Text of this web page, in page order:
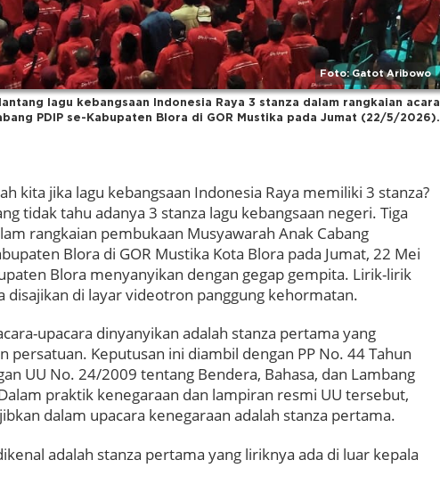
Foto: Gatot Aribowo
lagu kebangsaan Indonesia Raya 3 stanza dalam rangkaian acara
PDIP se-Kabupaten Blora di GOR Mustika pada Jumat (22/5/2026).
kita jika lagu kebangsaan Indonesia Raya memiliki 3 stanza?
tidak tahu adanya 3 stanza lagu kebangsaan negeri. Tiga
rangkaian pembukaan Musyawarah Anak Cabang
Blora di GOR Mustika Kota Blora pada Jumat, 22 Mei
Blora menyanyikan dengan gegap gempita. Lirik-lirik
disajikan di layar videotron panggung kehormatan.
upacara dinyanyikan adalah stanza pertama yang
persatuan. Keputusan ini diambil dengan PP No. 44 Tahun
UU No. 24/2009 tentang Bendera, Bahasa, dan Lambang
praktik kenegaraan dan lampiran resmi UU tersebut,
dalam upacara kenegaraan adalah stanza pertama.
adalah stanza pertama yang liriknya ada di luar kepala